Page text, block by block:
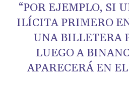
“POR EJEMPLO, SI
ILÍCITA PRIMERO
UNA BILLETERA
LUEGO A
APARECERÁ EN